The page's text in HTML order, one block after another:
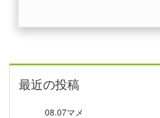
最近の投稿
08.07マメ